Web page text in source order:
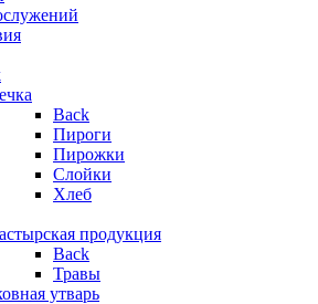
Back
Пироги
Пирожки
Слойки
Хлеб
продукция
Back
Травы
утварь